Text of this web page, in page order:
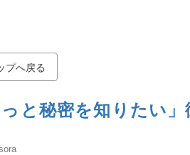
プへ戻る
っと秘密を知りたい